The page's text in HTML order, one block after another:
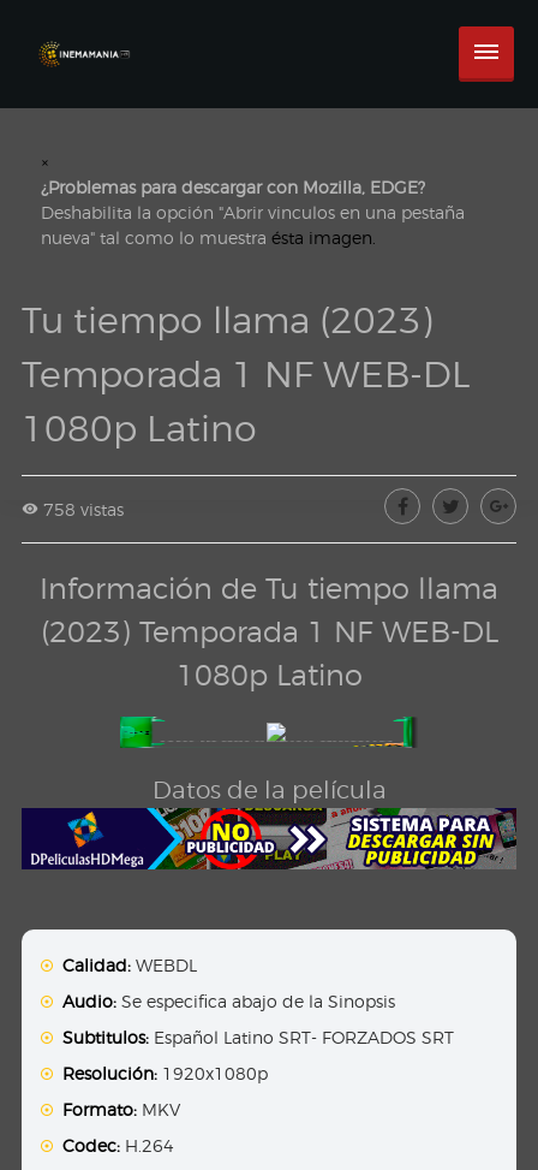
×
¿Problemas para descargar con Mozilla, EDGE?
Deshabilita la opción "Abrir vinculos en una pestaña
nueva" tal como lo muestra ésta imagen.
Tu tiempo llama (2023)
Temporada 1 NF WEB-DL
1080p Latino
758 vistas
Información de Tu tiempo llama
(2023) Temporada 1 NF WEB-DL
1080p Latino
Datos de la película
Calidad: WEBDL
Audio: Se especifica abajo de la Sinopsis
Subtitulos: Español Latino SRT- FORZADOS SRT
Resolución: 1920x1080p
Formato: MKV
Codec: H.264